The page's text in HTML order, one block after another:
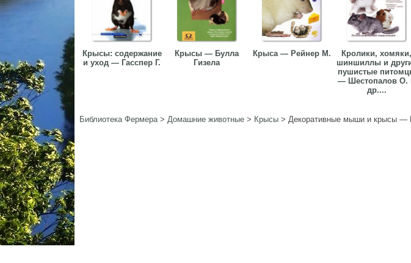
Крысы: содержание
и уход — Гасспер Г.
Крысы — Булла
Гизела
Крыса — Рейнер М.
Кролики, хомяки,
шиншиллы и
пушистые
— Шестопалов О.
др....
Библиотека Фермера> Домашние животные > Крысы > Декоративные мыши и крысы —